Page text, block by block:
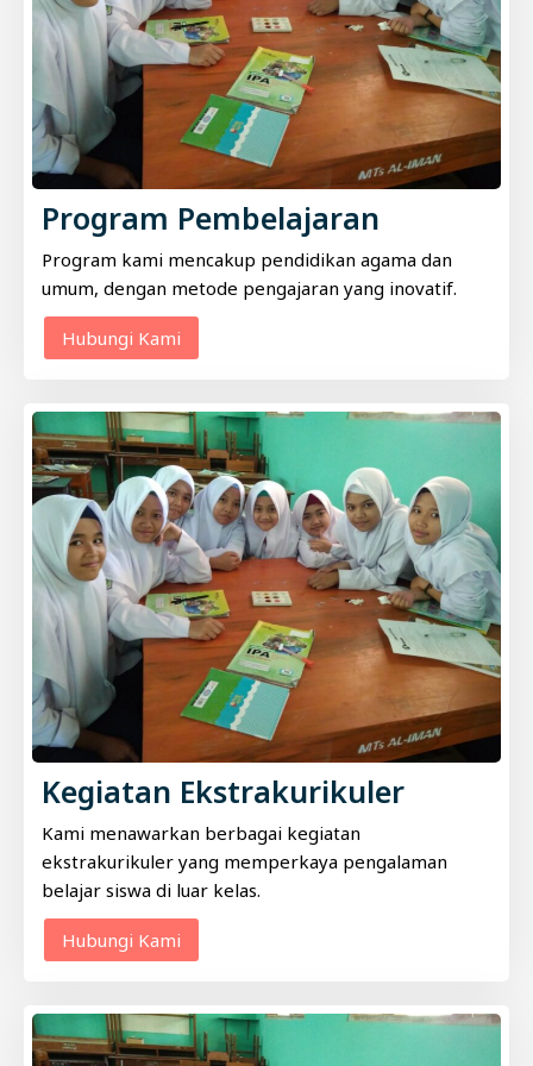
Program Pembelajaran
Program kami mencakup pendidikan agama dan
umum, dengan metode pengajaran yang inovatif.
Hubungi Kami
Kegiatan Ekstrakurikuler
Kami menawarkan berbagai kegiatan
ekstrakurikuler yang memperkaya pengalaman
belajar siswa di luar kelas.
Hubungi Kami